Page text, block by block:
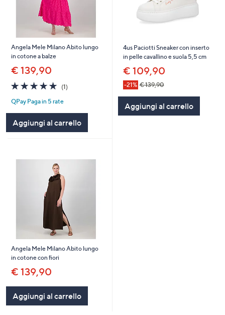
Angela Mele Milano Abito lungo
in cotone a balze
€ 139,90
5.0
of
5
(1)1
QPay Paga in 5 rate
Aggiungi al carrello
4us Paciotti Sneaker con inserto
in pelle cavallino e suola 5,5 cm
€ 109,90
-21% € 139,90
Aggiungi al carrello
Angela Mele Milano Abito lungo
in cotone con fiori
€ 139,90
Aggiungi al carrello